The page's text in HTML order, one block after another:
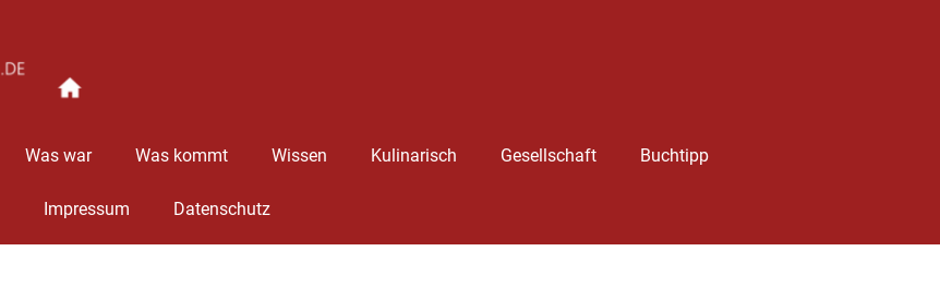
Was war Was kommt Wissen Kulinarisch Gesellschaft Buchtipp
Impressum Datenschutz